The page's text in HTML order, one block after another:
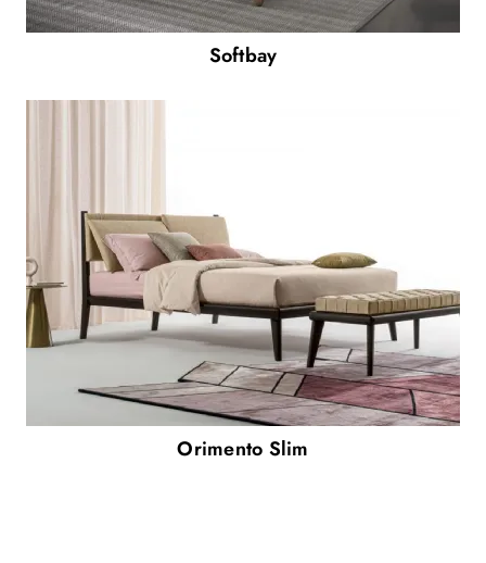
Softbay
Orimento Slim